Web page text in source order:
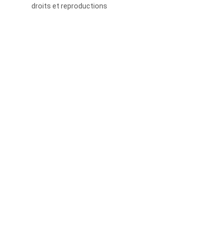
droits et reproductions